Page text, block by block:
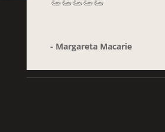
- Margareta Macarie